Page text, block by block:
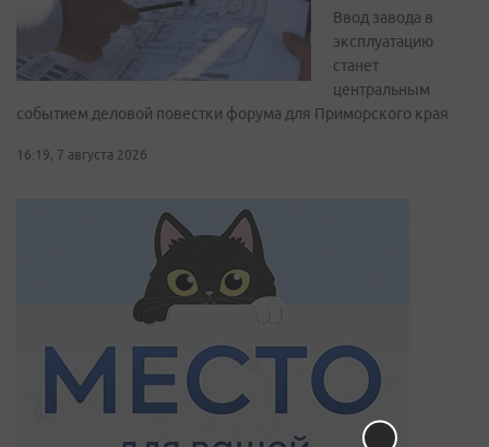
Ввод завода в
эксплуатацию
станет
центральным
событием деловой повестки форума для Приморского края
16:19, 7 августа 2026